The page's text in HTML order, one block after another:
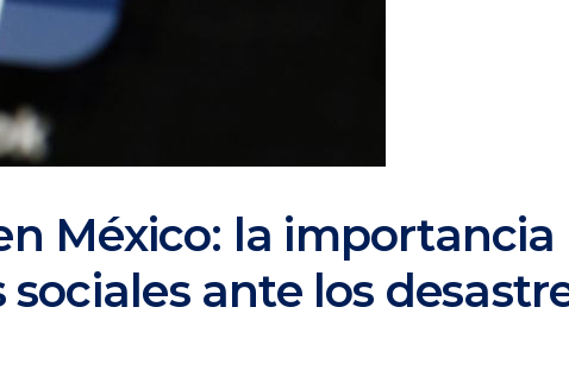
México: la importancia
sociales ante los